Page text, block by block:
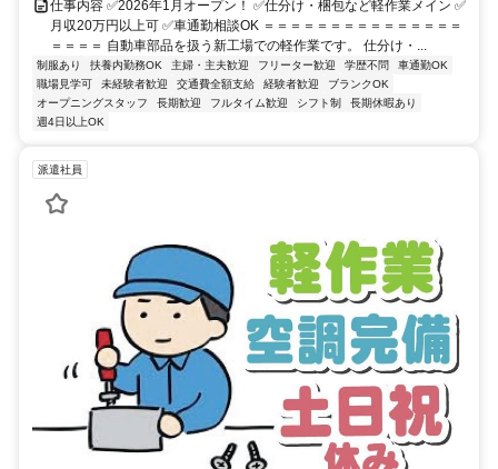
仕事内容 ✅2026年1月オープン！ ✅仕分け・梱包など軽作業メイン ✅
月収20万円以上可 ✅車通勤相談OK ＝＝＝＝＝＝＝＝＝＝＝＝＝＝＝
＝＝＝＝ 自動車部品を扱う新工場での軽作業です。 仕分け・...
制服あり 扶養内勤務OK 主婦・主夫歓迎 フリーター歓迎 学歴不問
車通勤OK
職場見学可
未経験者歓迎 交通費全額支給 経験者歓迎
ブランクOK
オープニングスタッフ
長期歓迎 フルタイム歓迎 シフト制
長期休暇あり
週4日以上OK
派遣社員